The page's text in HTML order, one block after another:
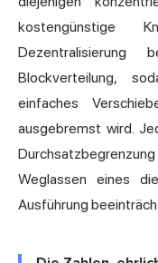
kostengünstige
Dezentralisierung
Blockverteilung,
einfaches
ausgebremst wird.
Weglassen eines
Ausführung